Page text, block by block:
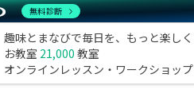
趣味とまなびで毎日を、もっと楽しく
お教室 21,000 教室
オンラインレッスン・ワークショップ
無料診断